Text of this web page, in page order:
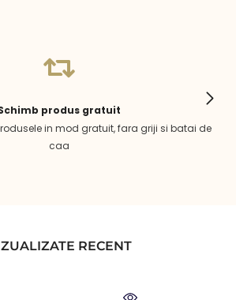
produs gratuit
in mod gratuit, fara griji si batai de
caa
RECENT